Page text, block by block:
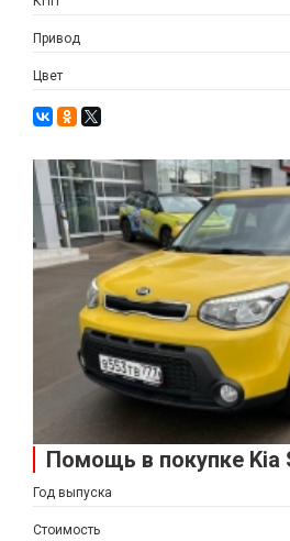
Привод
Цвет
Помощь в покупке Kia
Год выпуска
Стоимость